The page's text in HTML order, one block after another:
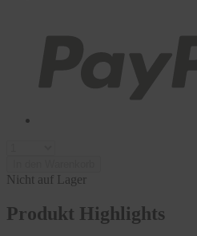
Nicht auf Lager
Produkt Highlights